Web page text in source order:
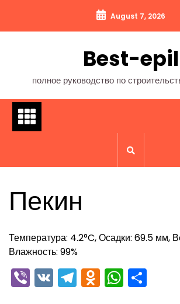
содержимому
August 7, 2026
Best-epil
полное руководство по
Пекин
Температура: 4.2°C, Осадки: 69.5 мм,
Влажность: 99%
Viber
VKTelegram